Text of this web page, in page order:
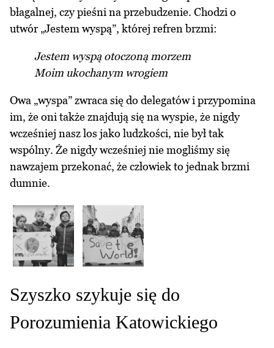
błagalnej, czy pieśni na przebudzenie. Chodzi o
utwór „Jestem wyspą”, której refren brzmi:
Jestem wyspą otoczoną morzem
Moim ukochanym wrogiem
Owa „wyspa” zwraca się do delegatów i przypomina
im, że oni także znajdują się na wyspie, że nigdy
wcześniej nasz los jako ludzkości, nie był tak
wspólny. Że nigdy wcześniej nie mogliśmy się
nawzajem przekonać, że człowiek to jednak brzmi
dumnie.
Szyszko szykuje się do
Porozumienia Katowickiego